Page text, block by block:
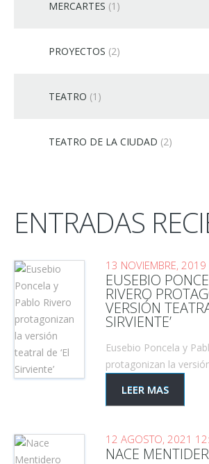
MERCARTES (1)
PROYECTOS (2)
TEATRO (1)
TEATRO DE LA CIUDAD (2)
ENTRADAS
13 NOVIEMBRE,
EUSEBIO
RIVERO
VERSIÓN
SIRVIENTE’
Eusebio Poncela y
protagonizan la
LEER MAS
12 AGOSTO, 2021
NACE